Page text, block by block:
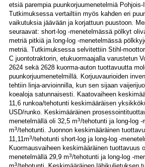
etsiä parempia puunkorjuumenetelmiä
Tutkimuksessa vertailtiin myös kahden eri
vaikutuksia jäävään ja korjattuun puustoon.
seuraavat: short-log -menetelmässä pölkyt
metriä pitkiä ja long-log -menetelmässä
metriä. Tutkimuksessa selvitettiin Stihl-
C juontotraktorin, etukuormaajalla varustetun
2624 sekä 2628 kuorma-auton tuottavuutta
puunkorjuumenetelmillä. Korjuuvaurioiden
tehtiin linja-arvioinnilla, kun sen sijaan
koealoja satunnaisesti. Kaatovaiheen
11,6 runkoa/tehotunti keskimääräisen
USD/runko. Keskimääräinen
menetelmällä oli 32,5 m3/tehotunti ja long-log -
m3/tehotunti. Juonnon keskimääräinen
11,11m3/tehotunti short-log ja long-log -
Kuormausvaiheen keskimääräinen tuottavuus
menetelmällä 29,9 m3/tehotunti ja long-log -
3